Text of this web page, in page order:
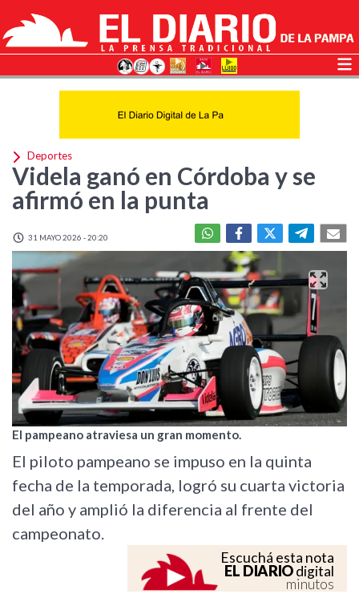
Deportes
Videla ganó en Córdoba y se
afirmó en la punta
31 MAYO 2026 - 20:20
El pampeano atraviesa un gran momento.
El piloto pampeano se impuso en la quinta
fecha de la temporada, logró su cuarta victoria
del año y amplió la diferencia al frente del
campeonato.
Escuchá esta nota
EL DIARIOdigital
minutos